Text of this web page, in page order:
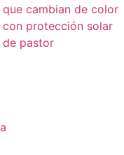
que cambian de color
con protección solar
de pastor